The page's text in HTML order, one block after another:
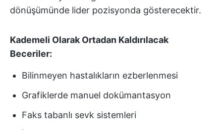
dönüşümünde lider pozisyonda gösterecektir.
Kademeli Olarak Ortadan Kaldırılacak
Beceriler:
Bilinmeyen hastalıkların ezberlenmesi
Grafiklerde manuel dokümantasyon
Faks tabanlı sevk sistemleri